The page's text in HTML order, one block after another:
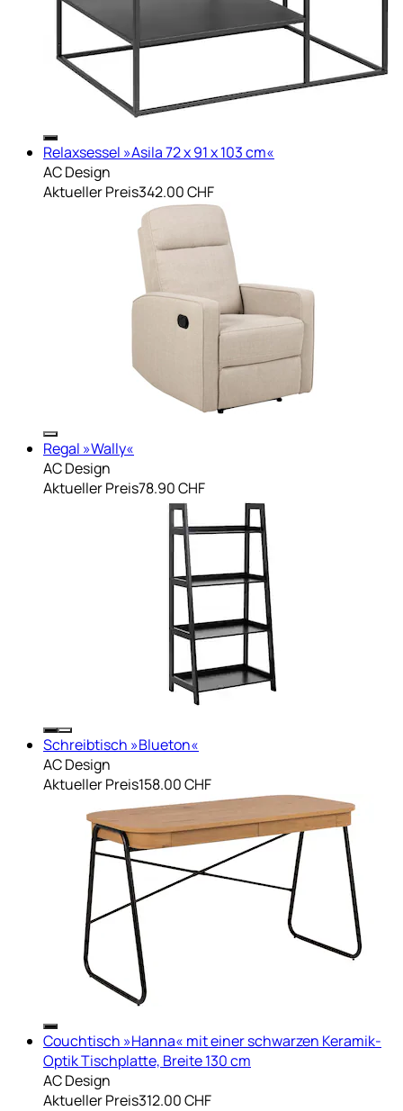
Relaxsessel »Asila 72 x 91 x 103 cm«
AC Design
Aktueller Preis342.00 CHF
Regal »Wally«
AC Design
Aktueller Preis78.90 CHF
Schreibtisch »Blueton«
AC Design
Aktueller Preis158.00 CHF
Couchtisch »Hanna« mit einer schwarzen Keramik-
Optik Tischplatte, Breite 130 cm
AC Design
Aktueller Preis312.00 CHF